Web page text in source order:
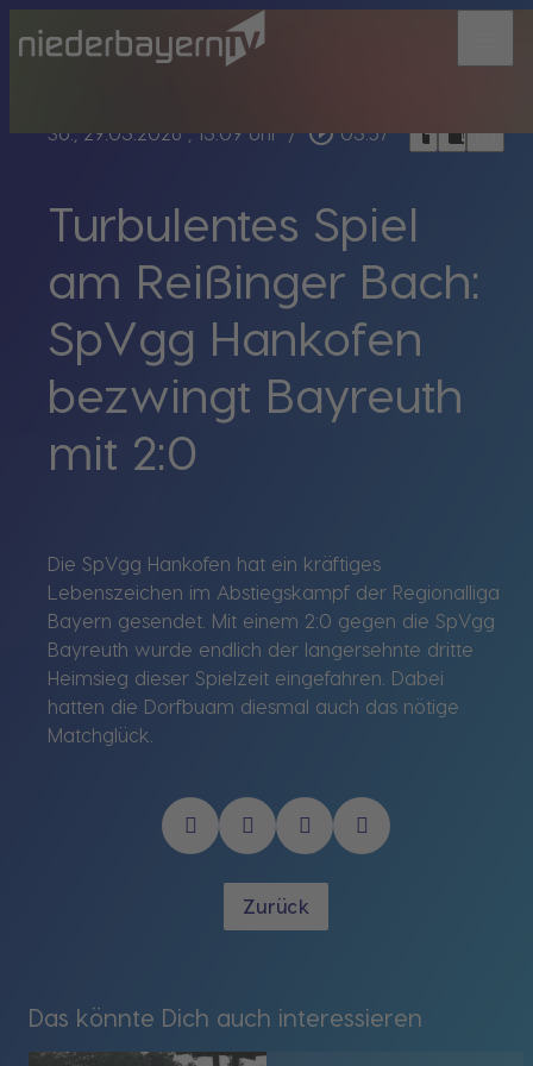
So., 29.03.2026 , 13:09 Uhr / play_circle_outline 03:57 headphoneschrome_reader_modebookmark_border
Turbulentes Spiel
am Reißinger Bach:
SpVgg Hankofen
bezwingt Bayreuth
mit 2:0
Die SpVgg Hankofen hat ein kräftiges
Lebenszeichen im Abstiegskampf der Regionalliga
Bayern gesendet. Mit einem 2:0 gegen die SpVgg
Bayreuth wurde endlich der langersehnte dritte
Heimsieg dieser Spielzeit eingefahren. Dabei
hatten die Dorfbuam diesmal auch das nötige
Matchglück.
Zurück
Das könnte Dich auch interessieren